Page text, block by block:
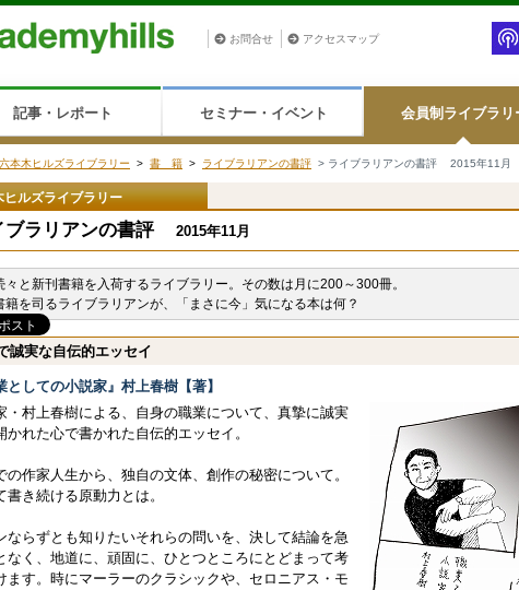
お問合せ アクセスマップ
記事・レポート セミナー・イベント 会員制ライブラリ
六本木ヒルズライブラリー > 書 籍 > ライブラリアンの書評 > ライブラリアンの書評 2015年11月
ヒルズライブラリー
ブラリアンの書評 2015年11月
々と新刊書籍を入荷するライブラリー。その数は月に200～300冊。
籍を司るライブラリアンが、「まさに今」気になる本は何？
誠実な自伝的エッセイ
としての小説家』村上春樹【著】
・村上春樹による、自身の職業について、真摯に誠実
かれた心で書かれた自伝的エッセイ。
の作家人生から、独自の文体、創作の秘密について。
書き続ける原動力とは。
ならずとも知りたいそれらの問いを、決して結論を急
なく、地道に、頑固に、ひとつところにとどまって考
ます。時にマーラーのクラシックや、セロニアス・モ